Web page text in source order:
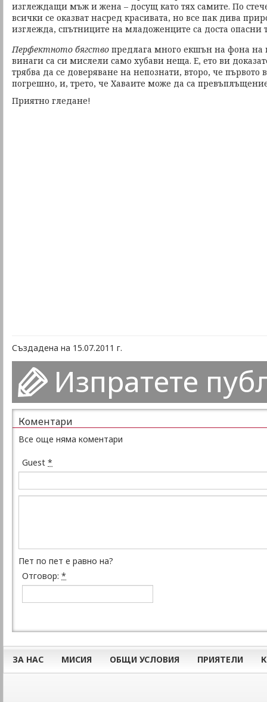
изглеждащи мъж и жена – досущ като тях самите. По
всички се оказват насред красивата, но все пак дива
изглежда, спътниците на младоженците са доста опасни
Перфектното бягство предлага много екшън на фона на
винаги са си мислели само хубави неща. Е, ето ви
трябва да се доверяване на непознати, второ, че първото
погрешно, и, трето, че Хаваите може да са
Приятно гледане!
Създадена на 15.07.2011 г.
Изпратете
Коментари
Все още няма коментари
Guest *
Пет по пет е равно на?
Отговор: *
ЗА НАС МИСИЯ ОБЩИ УСЛОВИЯ ПРИЯТЕЛИ